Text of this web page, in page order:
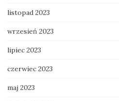
listopad 2023
wrzesień 2023
lipiec 2023
czerwiec 2023
maj 2023